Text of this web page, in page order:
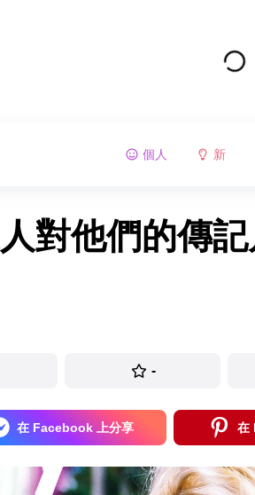
個人 新
對他們的傳
-
在 Facebook 上分享 在